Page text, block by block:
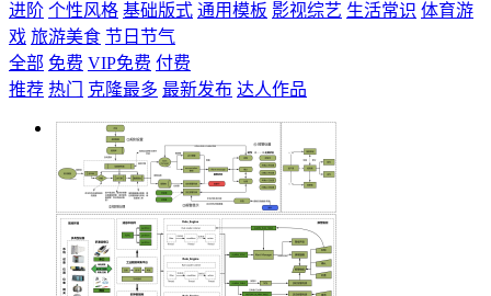
进阶 个性风格 基础版式 通用模板 影视综艺 生活常识 体育游
戏 旅游美食 节日节气
全部 免费 VIP免费 付费
推荐 热门 克隆最多 最新发布 达人作品